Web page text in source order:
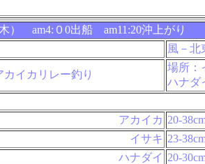
） am4:０0出船 am11:20沖上がり
風－北
カイカリレー釣り
場所：
ハナダ
アカイカ 20-
イサキ 23-
ハナダイ 20-